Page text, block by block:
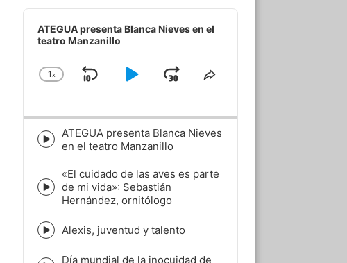
Audio
Player
ATEGUA presenta Blanca Nieves en el
teatro Manzanillo
Change
1x
SkipPlayJumpShare
Episode
play
icon
ATEGUA presenta Blanca Nieves
en el teatro Manzanillo
Episode
play
icon
«El cuidado de las aves es parte
de mi vida»: Sebastián
Hernández, ornitólogo
Episode
play
Alexis, juventud y talento
Día mundial de la inocuidad de